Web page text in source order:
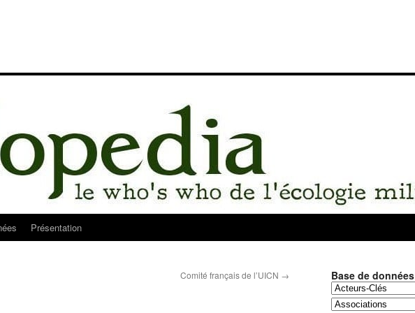
Présentation
Comité français de l’UICN → Base de données